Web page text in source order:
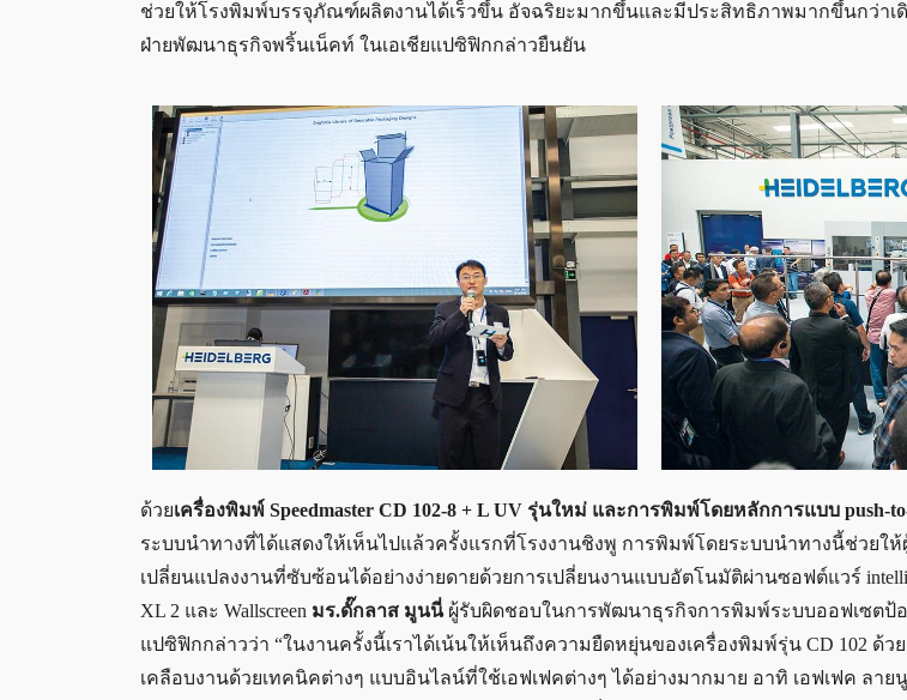
ช่วยให้โรงพิมพ์บรรจุภัณฑ์ผลิตงานได้เร็วขึ้น อัจฉริยะมากขึ้นและมีประสิทธิภาพมากขึ้นกว่าเ
ฝ่ายพัฒนาธุรกิจพริ้นเน็คท์ ในเอเชียแปซิฟิกกล่าวยืนยัน
ด้วยเครื่องพิมพ์ Speedmaster CD 102-8 + L UV รุ่นใหม่ และการพิมพ์โดยหลักการแบบ push-
ระบบนำทางที่ได้แสดงให้เห็นไปแล้วครั้งแรกที่โรงงานชิงพู การพิมพ์โดยระบบนำทางนี้ช่วยใ
เปลี่ยนแปลงงานที่ซับซ้อนได้อย่างง่ายดายด้วยการเปลี่ยนงานแบบอัตโนมัติผ่านซอฟต์แวร์
XL 2 และ Wallscreen มร.ดั๊กลาส มูนนี่ผู้รับผิดชอบในการพัฒนาธุรกิจการพิมพ์ระบบออฟเซตป้อ
แปซิฟิกกล่าวว่า “ในงานครั้งนี้เราได้เน้นให้เห็นถึงความยืดหยุ่นของเครื่องพิมพ์รุ่น CD 102 ด้ว
เคลือบงานด้วยเทคนิคต่างๆ แบบอินไลน์ที่ใช้เอฟเฟคต่างๆ ได้อย่างมากมาย อาทิ เอฟเฟค ลาย